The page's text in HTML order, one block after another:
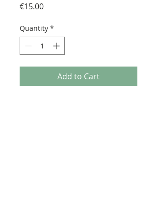
€15.00Price
Quantity *
Add to Cart